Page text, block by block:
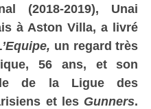
(2018-2019), Unai
à Aston Villa, a livré
un regard très
56 ans, et son
de la Ligue des
et les Gunners.